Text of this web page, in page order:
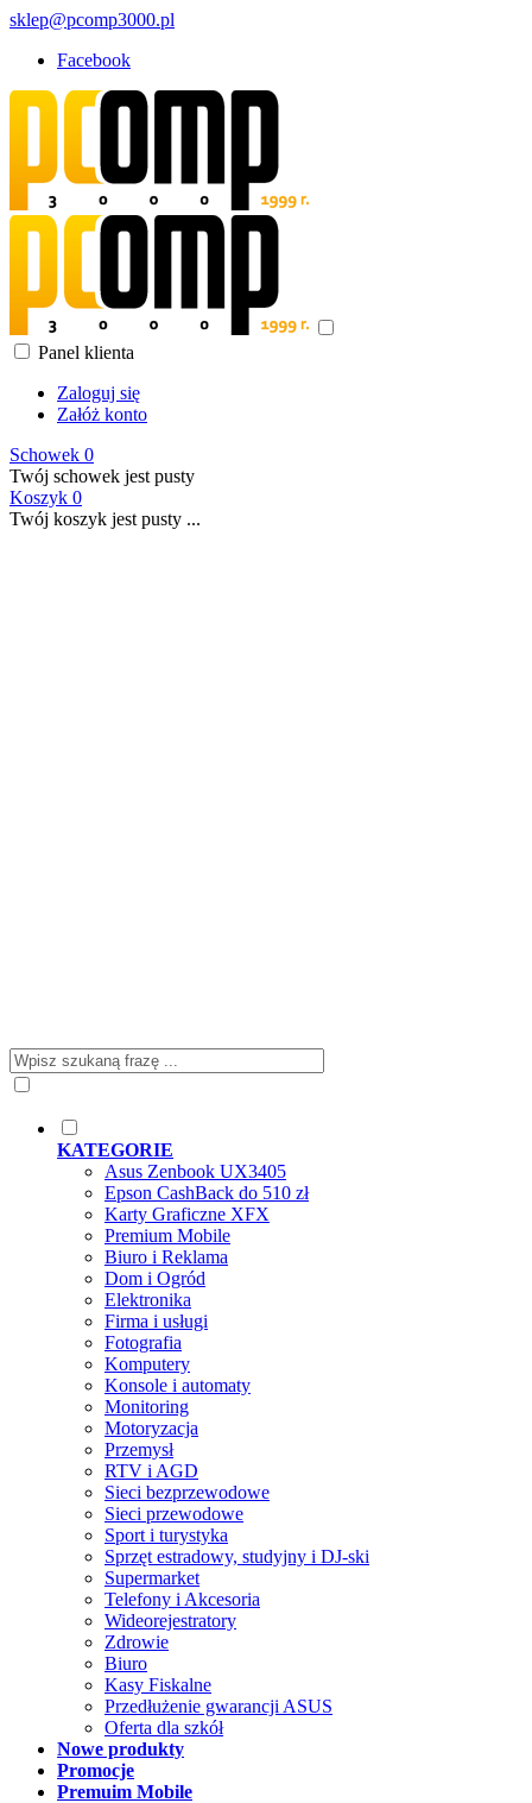
sklep@pcomp3000.pl
Facebook
Panel klienta
Zaloguj się
Załóż konto
Schowek 0
Twój schowek jest pusty
Koszyk 0
Twój koszyk jest pusty ...
KATEGORIE
Asus Zenbook UX3405
Epson CashBack do 510 zł
Karty Graficzne XFX
Premium Mobile
Biuro i Reklama
Dom i Ogród
Elektronika
Firma i usługi
Fotografia
Komputery
Konsole i automaty
Monitoring
Motoryzacja
Przemysł
RTV i AGD
Sieci bezprzewodowe
Sieci przewodowe
Sport i turystyka
Sprzęt estradowy, studyjny i DJ-ski
Supermarket
Telefony i Akcesoria
Wideorejestratory
Zdrowie
Biuro
Kasy Fiskalne
Przedłużenie gwarancji ASUS
Oferta dla szkół
Nowe produkty
Promocje
Premuim Mobile